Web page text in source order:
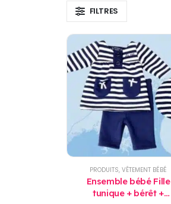
FILTRES
PRODUITS, VÊTEMENT BÉBÉ
Ensemble bébé Fille
tunique + bérêt +